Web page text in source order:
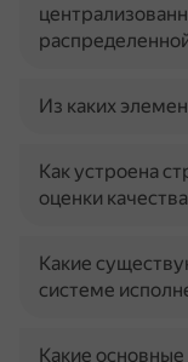
Из каких
Как устроена
оценки
Какие
системе
Какие